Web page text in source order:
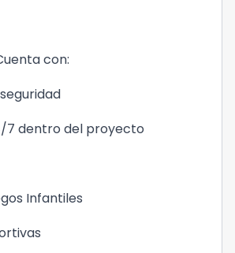
con:
7 dentro del proyecto
Infantiles